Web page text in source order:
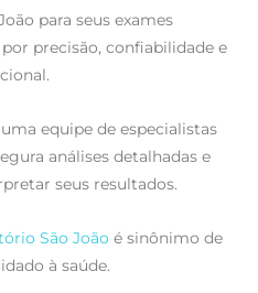
para seus exames
precisão, confiabilidade e
equipe de especialistas
análises detalhadas e
seus resultados.
São João é sinônimo de
à saúde.